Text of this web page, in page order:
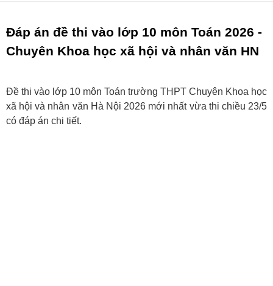
Đáp án đề thi vào lớp 10 môn Toán 2026 -
Chuyên Khoa học xã hội và nhân văn HN
Đề thi vào lớp 10 môn Toán trường THPT Chuyên Khoa học
xã hội và nhân văn Hà Nội 2026 mới nhất vừa thi chiều 23/5
có đáp án chi tiết.